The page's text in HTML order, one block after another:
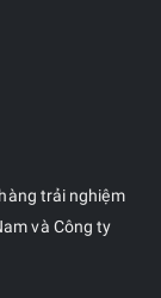
trải nghiệm
và Công ty